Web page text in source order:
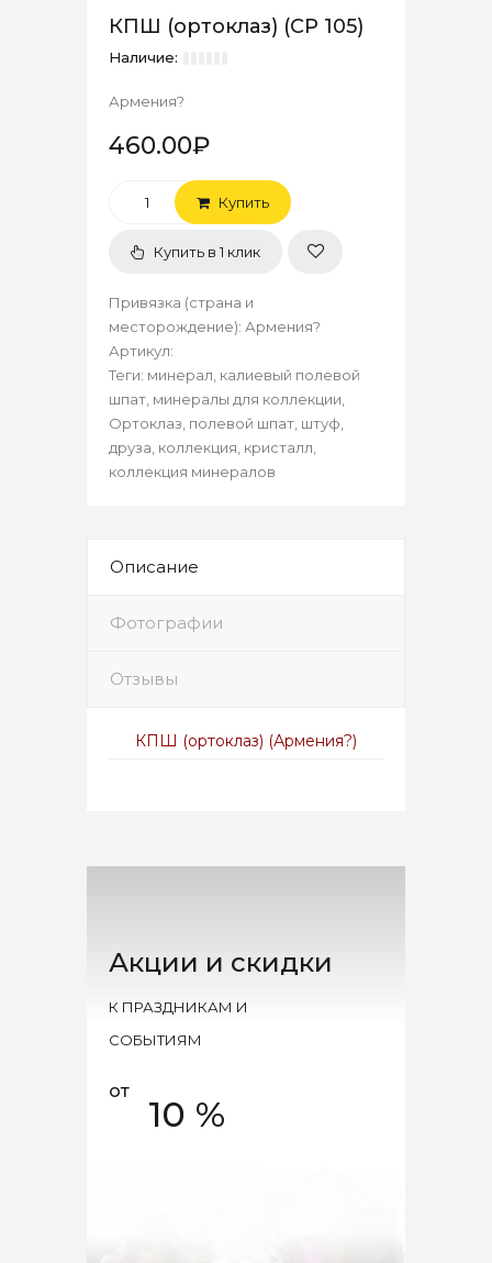
КПШ (ортоклаз) (СР 105)
Наличие:
Армения?
460.00₽
Купить
Купить в 1 клик
Привязка (страна и
месторождение): Армения?
Артикул:
Теги: минерал калиевый полевой
шпат минералы для коллекции
Ортоклаз полевой шпат штуф
друза коллекция кристалл
коллекция минералов
Описание
Фотографии
Отзывы
КПШ (ортоклаз) (Армения?)
Акции и скидки
К ПРАЗДНИКАМ И
СОБЫТИЯМ
от
10 %